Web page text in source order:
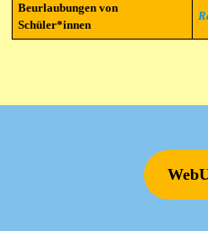
Beurlaubungen von
Schüler*innen